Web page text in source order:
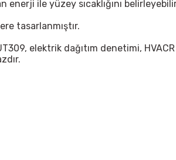
ile yüzey sıcaklığını
tasarlanmıştır.
elektrik dağıtım denetimi,